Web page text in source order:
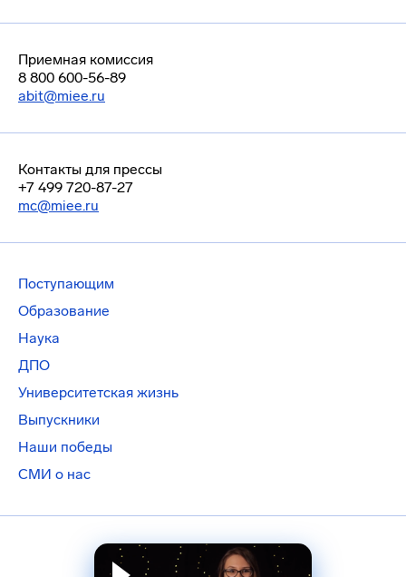
Приемная комиссия
8 800 600-56-89
abit@miee.ru
Контакты для прессы
+7 499 720-87-27
mc@miee.ru
Поступающим
Образование
Наука
ДПО
Университетская жизнь
Выпускники
Наши победы
СМИ о нас